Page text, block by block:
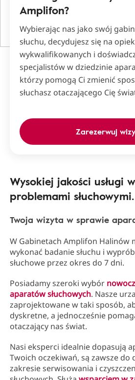
Amplifon?
Wybierając nas jako swój
słuchu, decydujesz się na
wykwalifikowanych i
specjalistów w dziedzinie
którzy pomogą Ci zmienić
słuchasz otaczającego Cię
Zarezerwuj
Wysokiej jakości usługi
problemami słuchowymi.
Twoja wizyta w sprawie
W Gabinetach Amplifon Halinów
wykonać badanie słuchu i
słuchowe przez okres do 7 dni.
Posiadamy szeroki wybór
aparatów słuchowych. Nasze
zaprojektowane w taki sposób,
dyskretne, a jednocześnie
otaczający nas świat.
Nasi eksperci idealnie dopasują
Twoich oczekiwań, są zawsze do
zakresie serwisowania i